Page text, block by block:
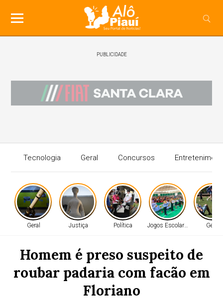
PUBLICIDADE
Tecnologia Geral Concursos
Geral Justiça Política Jogos Escolares Geral
Homem é preso suspeito de
roubar padaria com facão em
Floriano